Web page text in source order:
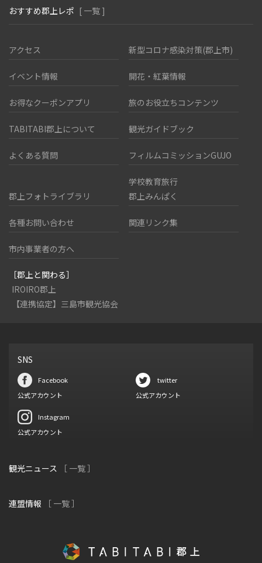
おすすめ郡上レポ [ 一覧 ]
アクセス 新型コロナ感染対策(郡上市)
イベント情報 開花・紅葉情報
お得なクーポンアプリ 旅のお役立ちコンテンツ
TABITABI郡上について 観光ガイドブック
よくある質問 フィルムコミッションGUJO
郡上フォトライブラリ
学校教育旅行
郡上みんぱく
各種お問い合わせ 関連リンク集
市内事業者の方へ
［郡上と関わる］
IROIRO郡上
【連携協定】三島市観光協会
SNS
Facebook
公式アカウント
twitter
公式アカウント
Instagram
公式アカウント
観光ニュース ［ 一覧 ］
連盟情報 ［ 一覧 ］